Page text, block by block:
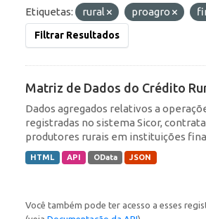
Etiquetas:
rural proagro
Filtrar Resultados
Matriz de Dados do Crédito
Dados agregados relativos a
registradas no sistema Sicor,
produtores rurais em instituições
HTML API OData JSON
Você também pode ter acesso a esses